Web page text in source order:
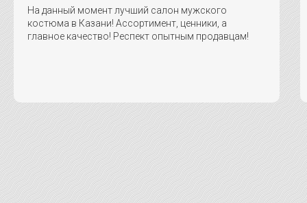
На данный момент лучший салон мужского
костюма в Казани! Ассортимент, ценники, а
главное качество! Респект опытным продавцам!